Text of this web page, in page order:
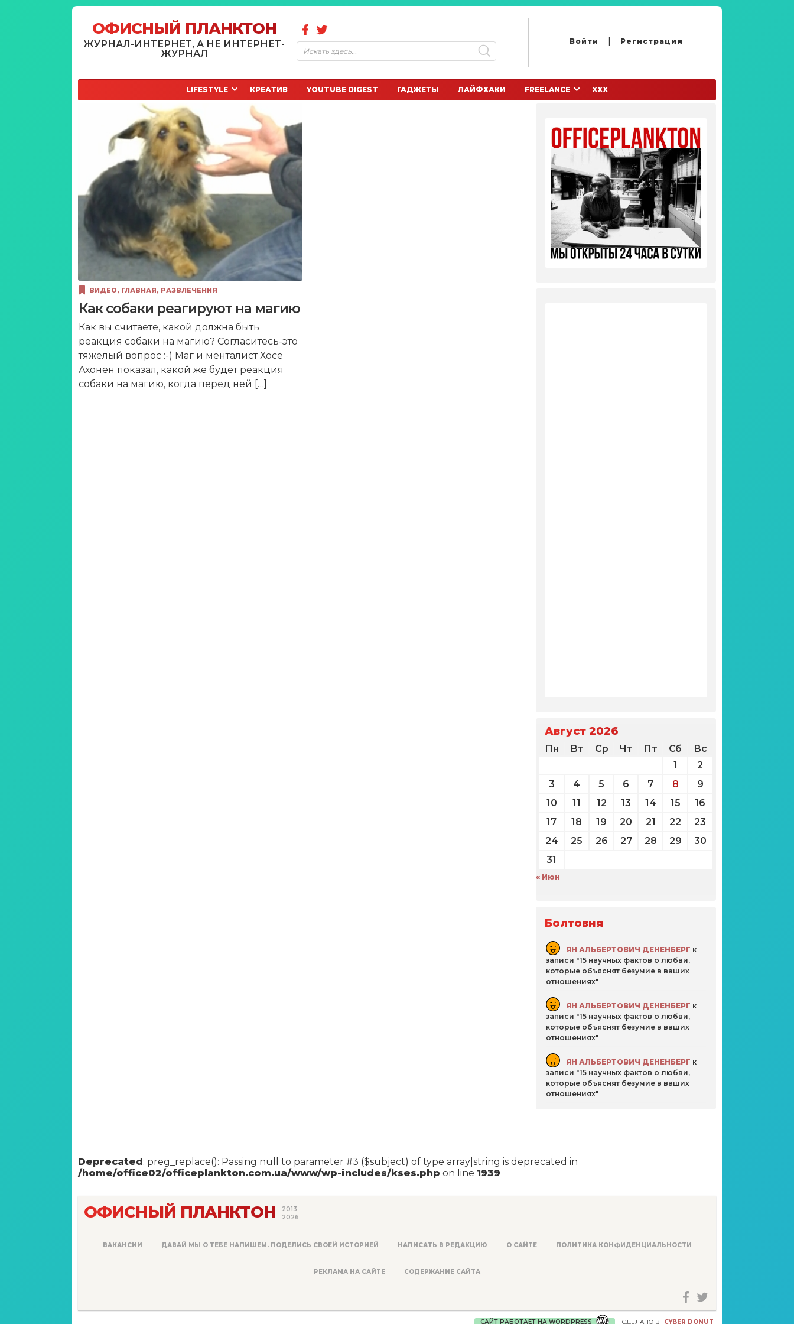
ОФИСНЫЙ ПЛАНКТОН
ЖУРНАЛ-ИНТЕРНЕТ, А НЕ ИНТЕРНЕТ-
ЖУРНАЛ
Войти Регистрация
LIFESTYLE КРЕАТИВ YOUTUBE DIGEST ГАДЖЕТЫ ЛАЙФХАКИ FREELANCE XXX
ВИДЕО, ГЛАВНАЯ, РАЗВЛЕЧЕНИЯ
Как собаки реагируют на магию
Как вы считаете, какой должна быть
реакция собаки на магию? Согласитесь-это
тяжелый вопрос :-) Маг и менталист Хосе
Ахонен показал, какой же будет реакция
собаки на магию, когда перед ней […]
Август 2026
Пн Вт Ср Чт Пт Сб
Вс
1
2
3
4 5 6 7 8
9
10
11 12 13 14 15
16
17
18 19 20 21 22
23
24
25 26 27 28 29
30
31
« Июн
Болтовня
ЯН АЛЬБЕРТОВИЧ ДЕНЕНБЕРГ к
записи
15 научных фактов о любви,
которые объяснят безумие в ваших
отношениях
ЯН АЛЬБЕРТОВИЧ ДЕНЕНБЕРГ к
записи
15 научных фактов о любви,
которые объяснят безумие в ваших
отношениях
ЯН АЛЬБЕРТОВИЧ ДЕНЕНБЕРГ к
записи
15 научных фактов о любви,
которые объяснят безумие в ваших
отношениях
Deprecated: preg_replace(): Passing null to parameter #3 ($subject) of type array|string is deprecated in
/home/office02/officeplankton.com.ua/www/wp-includes/kses.php on line 1939
ОФИСНЫЙ ПЛАНКТОН
2013
2026
ВАКАНСИИ ДАВАЙ МЫ О ТЕБЕ НАПИШЕМ. ПОДЕЛИСЬ СВОЕЙ ИСТОРИЕЙ НАПИСАТЬ В РЕДАКЦИЮ О САЙТЕ ПОЛИТИКА КОНФИДЕНЦИАЛЬНОСТИ
РЕКЛАМА НА САЙТЕ СОДЕРЖАНИЕ САЙТА
САЙТ РАБОТАЕТ НА WORDPRESS СДЕЛАНО В CYBER DONUT